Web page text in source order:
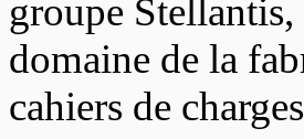
groupe
domaine de la
cahiers de